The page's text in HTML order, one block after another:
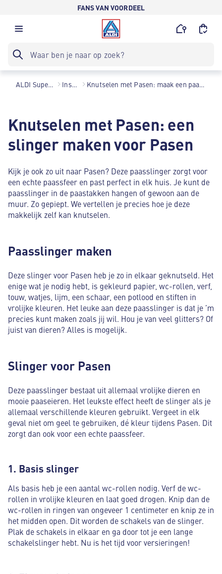
FANS VAN VOORDEEL
ALDI Supermarkten Inspiratie Knutselen met Pasen: maak een paasslinger (met video!)
Knutselen met Pasen: een
slinger maken voor Pasen
Kijk je ook zo uit naar Pasen? Deze paasslinger zorgt voor
een echte paassfeer en past perfect in elk huis. Je kunt de
paasslinger in de paastakken hangen of gewoon aan de
muur. Zo gepiept. We vertellen je precies hoe je deze
makkelijk zelf kan knutselen.
Paasslinger maken
Deze slinger voor Pasen heb je zo in elkaar geknutseld. Het
enige wat je nodig hebt, is gekleurd papier, wc-rollen, verf,
touw, watjes, lijm, een schaar, een potlood en stiften in
vrolijke kleuren. Het leuke aan deze paasslinger is dat je ’m
precies kunt maken zoals jij wil. Hou je van veel glitters? Of
juist van dieren? Alles is mogelijk.
Slinger voor Pasen
Deze paasslinger bestaat uit allemaal vrolijke dieren en
mooie paaseieren. Het leukste effect heeft de slinger als je
allemaal verschillende kleuren gebruikt. Vergeet in elk
geval niet om geel te gebruiken, dé kleur tijdens Pasen. Dit
zorgt dan ook voor een echte paassfeer.
1. Basis slinger
Als basis heb je een aantal wc-rollen nodig. Verf de wc-
rollen in vrolijke kleuren en laat goed drogen. Knip dan de
wc-rollen in ringen van ongeveer 1 centimeter en knip ze in
het midden open. Dit worden de schakels van de slinger.
Plak de schakels in elkaar en ga door tot je een lange
schakelslinger hebt. Nu is het tijd voor versieringen!